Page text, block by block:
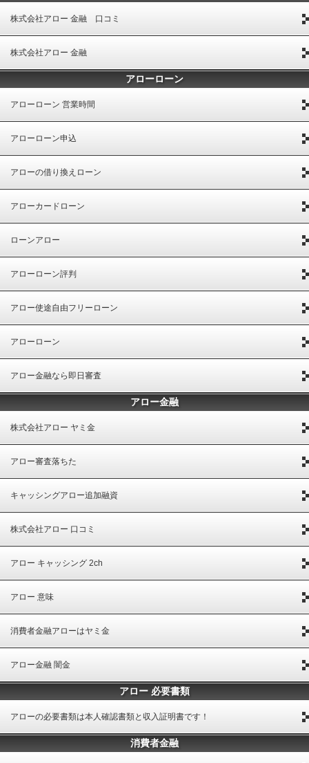
株式会社アロー 金融 口コミ
株式会社アロー 金融
アローローン
アローローン 営業時間
アローローン申込
アローの借り換えローン
アローカードローン
ローンアロー
アローローン評判
アロー使途自由フリーローン
アローローン
アロー金融なら即日審査
アロー金融
株式会社アロー ヤミ金
アロー審査落ちた
キャッシングアロー追加融資
株式会社アロー 口コミ
アロー キャッシング 2ch
アロー 意味
消費者金融アローはヤミ金
アロー金融 闇金
アロー 必要書類
アローの必要書類は本人確認書類と収入証明書です！
消費者金融